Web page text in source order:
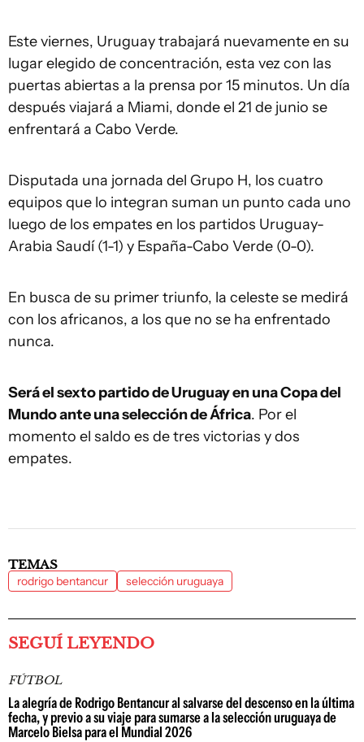
Este viernes, Uruguay trabajará nuevamente en su
lugar elegido de concentración, esta vez con las
puertas abiertas a la prensa por 15 minutos. Un día
después viajará a Miami, donde el 21 de junio se
enfrentará a Cabo Verde.
Disputada una jornada del Grupo H, los cuatro
equipos que lo integran suman un punto cada uno
luego de los empates en los partidos Uruguay-
Arabia Saudí (1-1) y España-Cabo Verde (0-0).
En busca de su primer triunfo, la celeste se medirá
con los africanos, a los que no se ha enfrentado
nunca.
Será el sexto partido de Uruguay en una Copa del
Mundo ante una selección de África. Por el
momento el saldo es de tres victorias y dos
empates.
TEMAS
rodrigo bentancur selección uruguaya
SEGUÍ LEYENDO
FÚTBOL
La alegría de Rodrigo Bentancur al salvarse del descenso en la última
fecha, y previo a su viaje para sumarse a la selección uruguaya de
Marcelo Bielsa para el Mundial 2026